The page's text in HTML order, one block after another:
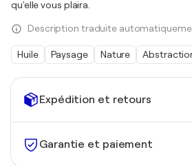
Expédition et retours
Garantie et paiement
qu'elle vous plaira.
Description traduite
Huile Paysage Nature